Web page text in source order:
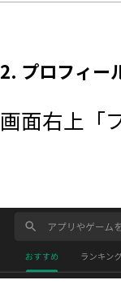
2. プロフィー
画面右上「